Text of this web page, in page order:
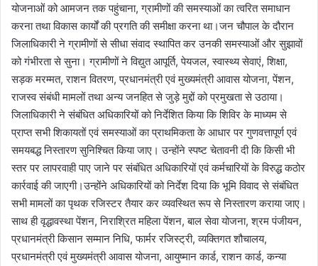
योजनाओं को आमजन तक पहुंचाना, ग्रामीणों की समस्याओं का त्वरित समाधान
करना तथा विकास कार्यों की प्रगति की समीक्षा करना था।जन चौपाल के दौरान
जिलाधिकारी ने ग्रामीणों से सीधा संवाद स्थापित कर उनकी समस्याओं और सुझावों
को गंभीरता से सुना। ग्रामीणों ने विद्युत आपूर्ति, पेयजल, स्वास्थ्य सेवाएं, शिक्षा,
सड़क मरम्मत, राशन वितरण, प्रधानमंत्री एवं मुख्यमंत्री आवास योजना, पेंशन,
राजस्व संबंधी मामलों तथा अन्य जनहित से जुड़े मुद्दों को प्रमुखता से उठाया।
जिलाधिकारी ने संबंधित अधिकारियों को निर्देशित किया कि शिविर के माध्यम से
प्राप्त सभी शिकायतों एवं समस्याओं का प्राथमिकता के आधार पर गुणवत्तापूर्ण एवं
समयबद्ध निस्तारण सुनिश्चित किया जाए। उन्होंने स्पष्ट चेतावनी दी कि किसी भी
स्तर पर लापरवाही पाए जाने पर संबंधित अधिकारियों एवं कर्मचारियों के विरुद्ध कठोर
कार्रवाई की जाएगी।उन्होंने अधिकारियों को निर्देश दिया कि भूमि विवाद से संबंधित
सभी मामलों का पृथक रजिस्टर तैयार कर व्यवस्थित रूप से निस्तारण कराया जाए।
साथ ही वृद्धावस्था पेंशन, निराश्रित महिला पेंशन, बाल सेवा योजना, श्रम पंजीयन,
प्रधानमंत्री किसान सम्मान निधि, फार्मर रजिस्ट्री, व्यक्तिगत शौचालय,
प्रधानमंत्री एवं मुख्यमंत्री आवास योजना, आयुष्मान कार्ड, राशन कार्ड, कन्या